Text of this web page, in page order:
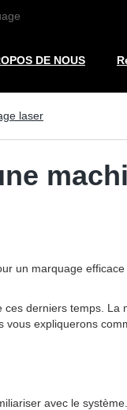
DE NOUS
laser
un marquage efficace
derniers temps.
expliquerons
avec le